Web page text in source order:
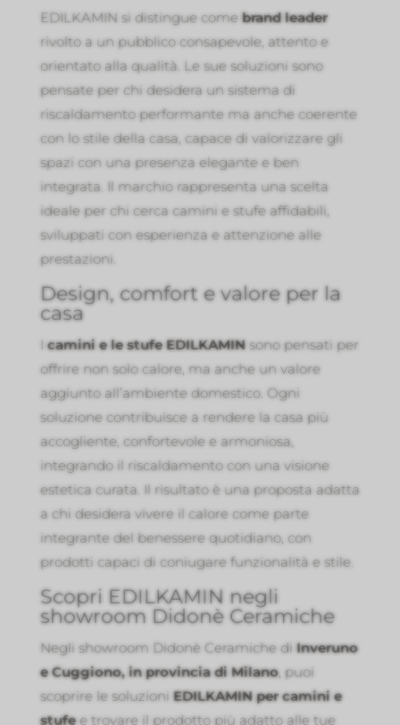
EDILKAMIN si distingue come brand leader
rivolto a un pubblico consapevole, attento e
orientato alla qualità. Le sue soluzioni sono
pensate per chi desidera un sistema di
riscaldamento performante ma anche coerente
con lo stile della casa, capace di valorizzare gli
spazi con una presenza elegante e ben
integrata. Il marchio rappresenta una scelta
ideale per chi cerca camini e stufe affidabili,
sviluppati con esperienza e attenzione alle
prestazioni.
Design, comfort e valore per la
casa
Icamini e le stufe EDILKAMINsono pensati per
offrire non solo calore, ma anche un valore
aggiunto all’ambiente domestico. Ogni
soluzione contribuisce a rendere la casa più
accogliente, confortevole e armoniosa,
integrando il riscaldamento con una visione
estetica curata. Il risultato è una proposta adatta
a chi desidera vivere il calore come parte
integrante del benessere quotidiano, con
prodotti capaci di coniugare funzionalità e stile.
Scopri EDILKAMIN negli
showroom Didonè Ceramiche
Negli showroom Didonè Ceramiche di Inveruno
e Cuggiono, in provincia di Milano, puoi
scoprire le soluzioni EDILKAMIN per camini e
stufee trovare il prodotto più adatto alle tue